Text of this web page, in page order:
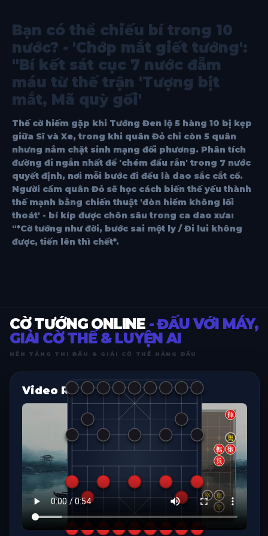
Bạn có thể chiếu bí trong 10
nước? - 'Chớp mắt giết tướng':
"Bí kết sát cục 7 nước đẫm
máu từ thế trận 'Tượng bịt
mắt, Mã quỳ gối'
Thế cờ hiếm gặp khi Tướng Đen lộ 5 hàng 10 bị kẹp
giữa Sĩ và Xe, trong khi quân Đỏ chỉ còn 5 quân
nhưng nắm chặt sinh mạng đối phương. Phân tích
đường đi ngắn nhất để 'chém đầu rắn' trong 7 nước
quyết định, nơi mỗi bước đi đều là dao sắc cắt cổ.
Người cầm quân Đỏ sẽ học cách biến thế yếu thành
thế mạnh bằng chiến thuật 'đòn hiểm không lối
thoát' - bí kíp được chôn sâu trong ca dao xưa:
"*Cờ tướng như đời, bước sai một ly / Đi lui không
được, tiến lên thì chết*.
CỜ TƯỚNG ONLINE - ĐẤU VỚI MÁY,
GIẢI CỜ THẾ & LUYỆN AI
NỀN TẢNG THI ĐẤU & GIẢI CỜ THẾ HÀNG ĐẦU
Video Replay